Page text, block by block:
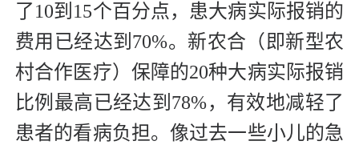
了10到15个百分点，患大病实际报销的
费用已经达到70%。新农合（即新型农
村合作医疗）保障的20种大病实际报销
比例最高已经达到78%，有效地减轻了
患者的看病负担。像过去一些小儿的急